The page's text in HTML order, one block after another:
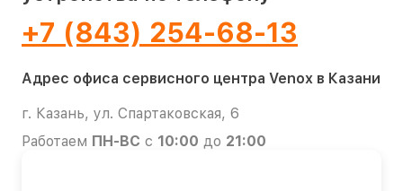
+7 (843) 254-68-13
Адрес офиса сервисного центра Venox в Казани
г. Казань, ул. Спартаковская, 6
Работаем ПН-ВС с 10:00 до 21:00